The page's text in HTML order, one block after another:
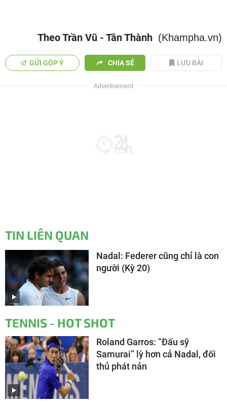
Theo Trần Vũ - Tân Thành (Khampha.vn)
GỬI GÓP Ý CHIA SẺ LƯU BÀI
TIN LIÊN QUAN
Nadal: Federer cũng chỉ là con
người (Kỳ 20)
TENNIS - HOT SHOT
Roland Garros: “Đấu sỹ
Samurai” lỳ hơn cả Nadal, đối
thủ phát nản